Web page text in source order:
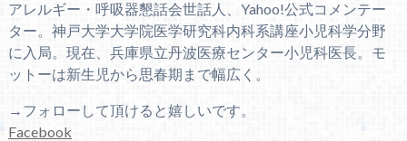
アレルギー・呼吸器懇話会世話人、Yahoo!公式コメンテー
ター。神戸大学大学院医学研究科内科系講座小児科学分野
に入局。現在、兵庫県立丹波医療センター小児科医長。モ
ットーは新生児から思春期まで幅広く。
→フォローして頂けると嬉しいです。
Facebook